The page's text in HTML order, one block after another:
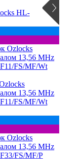
HL-
13,56 MHz
FS/MF/Wt